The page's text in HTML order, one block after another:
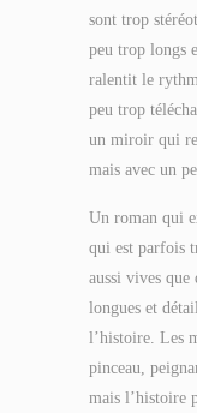
sont trop
peu trop longs
ralentit le
peu trop
un miroir qui
mais avec un
Un roman qui
qui est parfois
aussi vives
longues et
l’histoire. Les
pinceau,
mais l’histoire